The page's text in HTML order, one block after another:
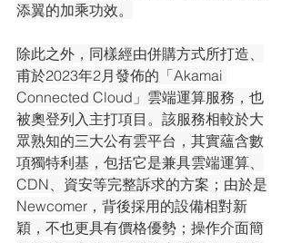
添翼的加乘功效。
除此之外，同樣經由併購方式所打造、
甫於2023年2月發佈的「Akamai
Connected Cloud」雲端運算服務，也
被奧登列入主打項目。該服務相較於大
眾熟知的三大公有雲平台，其實蘊含數
項獨特利基，包括它是兼具雲端運算、
CDN、資安等完整訴求的方案；由於是
Newcomer，背後採用的設備相對新
穎，不也更具有價格優勢；操作介面簡